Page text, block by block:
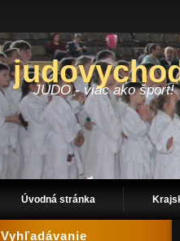
JUDO - viac ako šport!
Úvodná stránka
Vyhľadávanie